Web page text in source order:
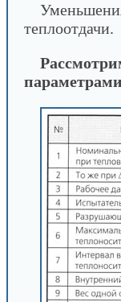
теплоотдачи.